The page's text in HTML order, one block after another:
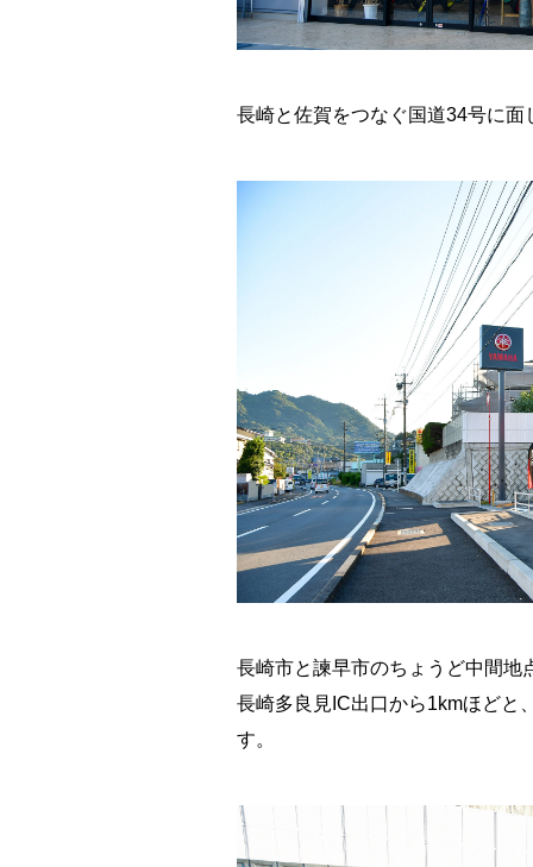
長崎と佐賀をつなぐ国道34号に
長崎市と諫早市のちょうど中間地
長崎多良見IC出口から1kmほどと
す。